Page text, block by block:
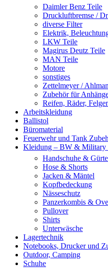
Daimler Benz Teile
Druckluftbremse /
diverse Filter
Elektrik,
LKW Teile
Magirus Deutz Teile
MAN Teile
Motore
sonstiges
Zettelmeyer /
Zubehör für
Reifen, Räder,
Arbeitskleidung
Ballistol
Büromaterial
Feuerwehr und Tank
Kleidung – BW & Military
Handschuhe &
Hose & Shorts
Jacken & Mäntel
Kopfbedeckung
Nässeschutz
Panzerkombis &
Pullover
Shirts
Unterwäsche
Lagertechnik
Notebooks, Drucker und
Outdoor, Camping
Schuhe